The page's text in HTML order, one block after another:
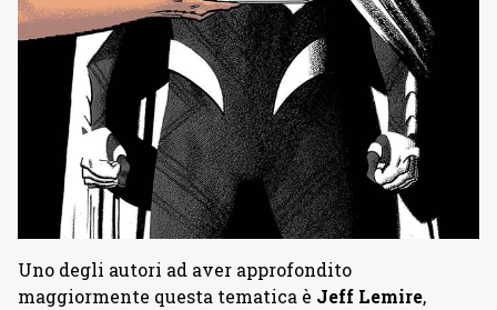
Uno degli autori ad aver approfondito
maggiormente questa tematica è Jeff Lemire,